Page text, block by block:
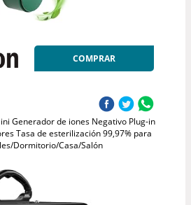
COMPRAR
Generador de iones Negativo Plug-in
Tasa de esterilización 99,97% para
Dormitorio/Casa/Salón